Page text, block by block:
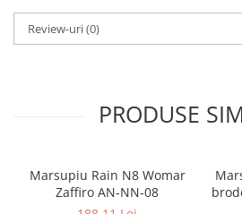
Review-uri(0)
PRODUSE
Marsupiu Rain N8 Womar
Zaffiro AN-NN-08